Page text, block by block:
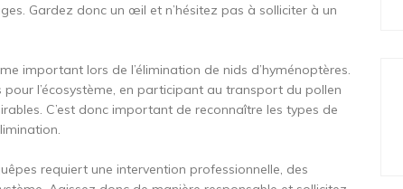
Gardez donc un œil et n’hésitez pas à solliciter à un
important lors de l’élimination de nids d’hyménoptères.
l’écosystème, en participant au transport du pollen
C’est donc important de reconnaître les types de
requiert une intervention professionnelle, des